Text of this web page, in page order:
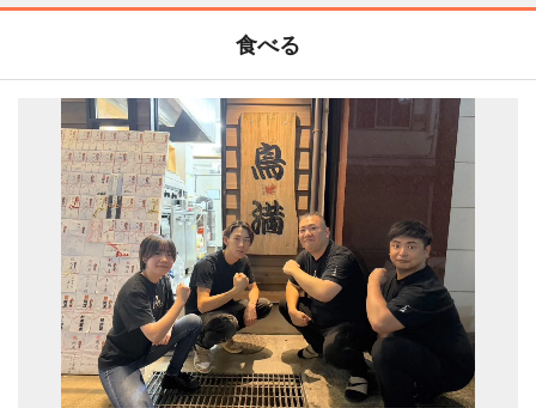
食べる